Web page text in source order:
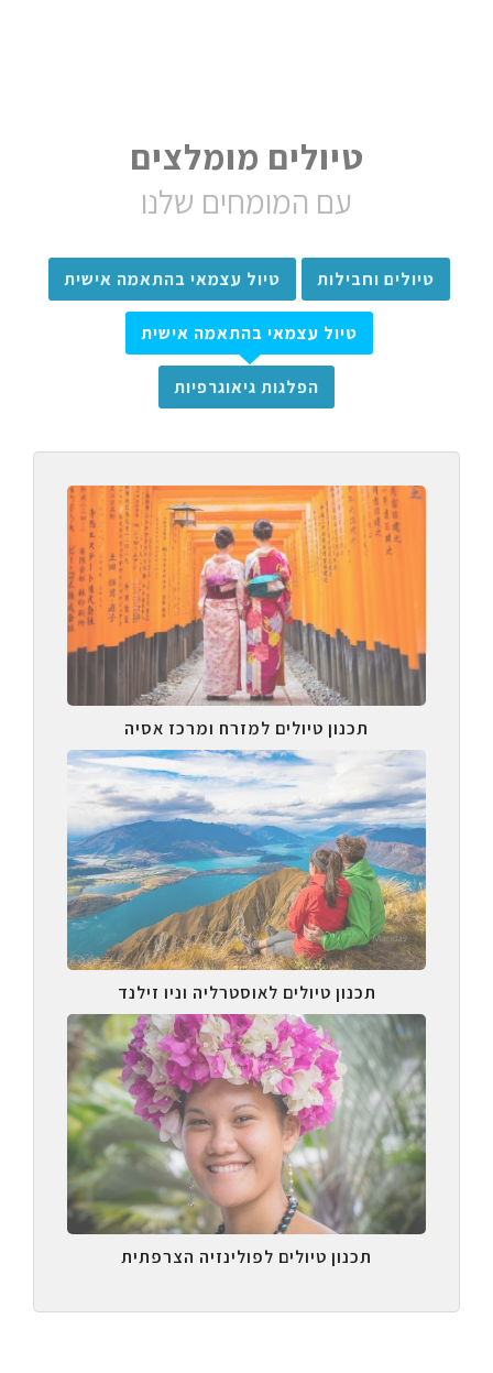
טיולים מומלצים
עם המומחים שלנו
טיולים וחבילות טיול עצמאי בהתאמה אישית
טיול עצמאי בהתאמה אישית
הפלגות גיאוגרפיות
תכנון טיולים למזרח ומרכז אסיה
תכנון טיולים לאוסטרליה וניו זילנד
תכנון טיולים לפולינזיה הצרפתית